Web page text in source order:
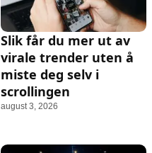
Slik får du mer ut av
virale trender uten å
miste deg selv i
scrollingen
august 3, 2026